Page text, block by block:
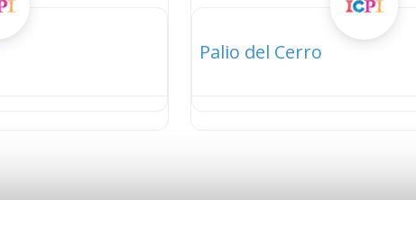
Palio del Cerro